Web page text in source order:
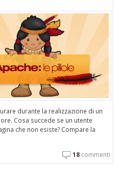
durante la realizzazione di un
Cosa succede se un utente
che non esiste? Compare la
18 commenti